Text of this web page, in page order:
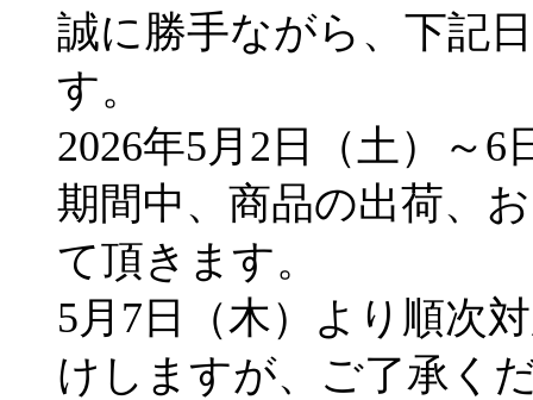
誠に勝手ながら、下記
す。
2026年5月2日（土）～6
期間中、商品の出荷、
て頂きます。
5月7日（木）より順次
けしますが、ご了承く